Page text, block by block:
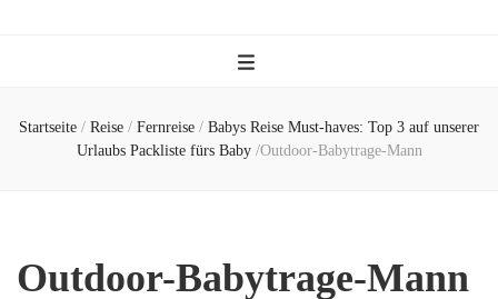
Startseite / Reise / Fernreise / Babys Reise Must-haves: Top 3 auf unserer
Urlaubs Packliste fürs Baby /Outdoor-Babytrage-Mann
Outdoor-Babytrage-Mann